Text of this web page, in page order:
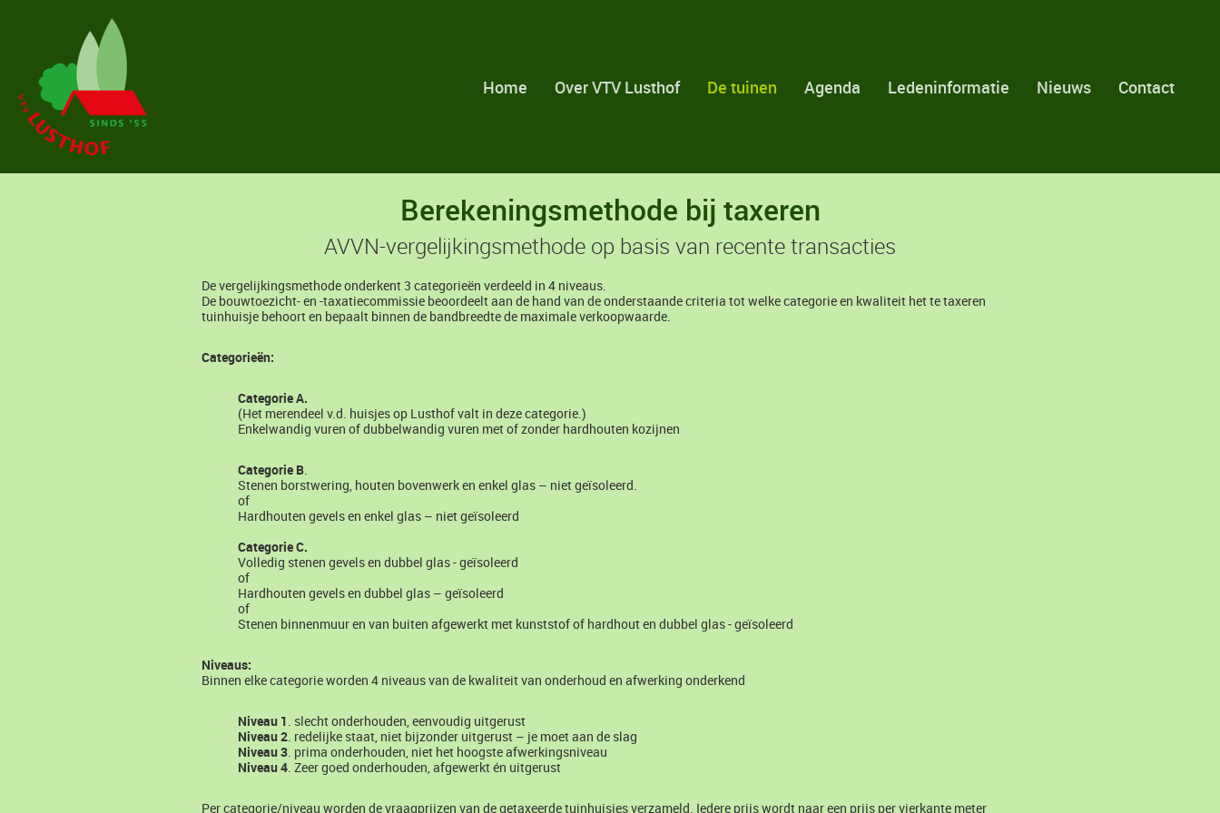
Home Over VTV Lusthof De tuinen Agenda Ledeninformatie Nieuws Contact
Berekeningsmethode bij taxeren
AVVN-vergelijkingsmethode op basis van recente transacties
De vergelijkingsmethode onderkent 3 categorieën verdeeld in 4 niveaus.
De bouwtoezicht- en -taxatiecommissie beoordeelt aan de hand van de onderstaande criteria tot welke categorie en kwaliteit het te taxeren
tuinhuisje behoort en bepaalt binnen de bandbreedte de maximale verkoopwaarde.
Categorieën:
Categorie A.
(Het merendeel v.d. huisjes op Lusthof valt in deze categorie.)
Enkelwandig vuren of dubbelwandig vuren met of zonder hardhouten kozijnen
Categorie B.
Stenen borstwering, houten bovenwerk en enkel glas – niet geïsoleerd.
of
Hardhouten gevels en enkel glas – niet geïsoleerd
Categorie C.
Volledig stenen gevels en dubbel glas - geïsoleerd
of
Hardhouten gevels en dubbel glas – geïsoleerd
of
Stenen binnenmuur en van buiten afgewerkt met kunststof of hardhout en dubbel glas - geïsoleerd
Niveaus:
Binnen elke categorie worden 4 niveaus van de kwaliteit van onderhoud en afwerking onderkend
Niveau 1. slecht onderhouden, eenvoudig uitgerust
Niveau 2. redelijke staat, niet bijzonder uitgerust – je moet aan de slag
Niveau 3. prima onderhouden, niet het hoogste afwerkingsniveau
Niveau 4. Zeer goed onderhouden, afgewerkt én uitgerust
Per categorie/niveau worden de vraagprijzen van de getaxeerde tuinhuisjes verzameld. Iedere prijs wordt naar een prijs per vierkante meter